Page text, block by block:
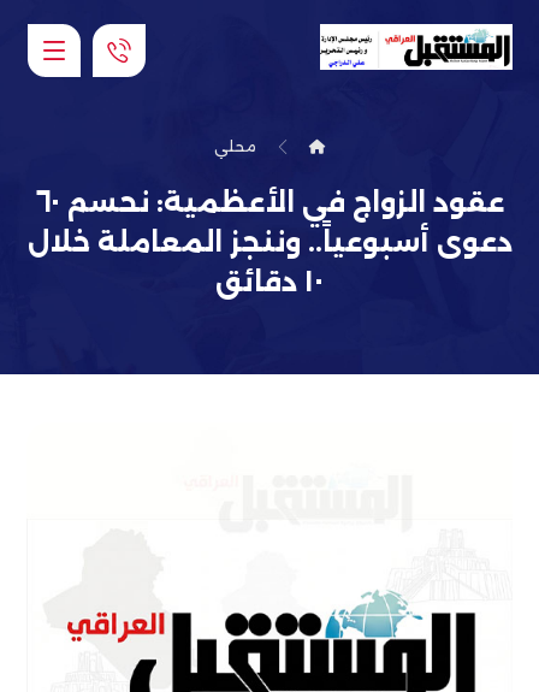
محلي
عقود الزواج في الأعظمية: نحسم ٦٠
دعوى أسبوعياً.. وننجز المعاملة خلال
١٠ دقائق